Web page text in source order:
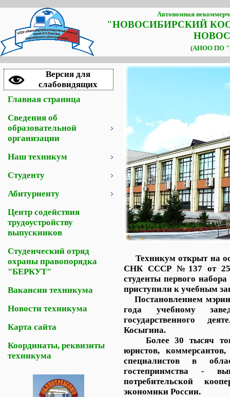
Автономная
"НОВОСИБИРСКИЙ
(АНОО ПО
Версия для
слабовидящих
Главная страница
Сведения об
образовательной
организации
Наш техникум
Студенту
Абитуриенту
Центр содействия
трудоустройству
выпускников
Студенческий отряд
охраны правопорядка
"БЕРКУТ"
Вакансии техникума
Новости техникума
Карта сайта
Координаты, реквизиты
техникума
Техникум открыт на
СНК СССР №137 от 25
студенты первого
приступили к учебным
Постановлением
года учебному
государственного
Косыгина.
Более 30 тысяч
юристов,
специалистов в
гостеприимства -
потребительской
экономики России.